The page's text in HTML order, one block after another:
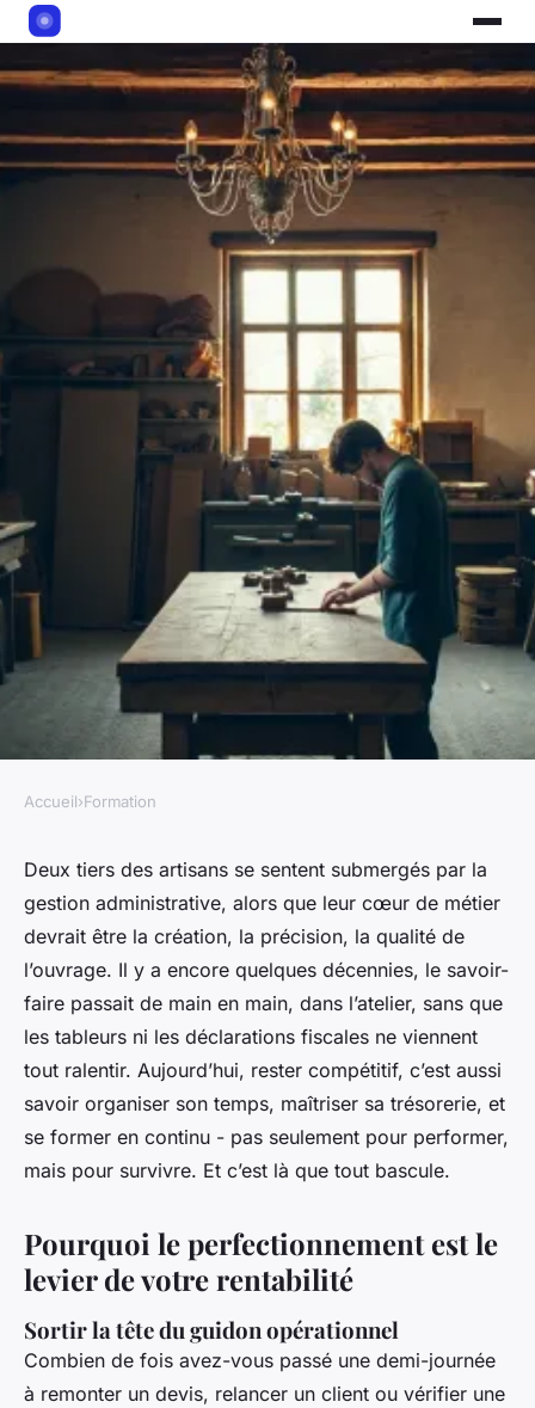
Maximisez votre efficacité
avec cette formation artisan
Tobie•09/03/2026 19:57• 8 min de lecture
Accueil›Formation
Deux tiers des artisans se sentent submergés par la
gestion administrative, alors que leur cœur de métier
devrait être la création, la précision, la qualité de
l’ouvrage. Il y a encore quelques décennies, le savoir-
faire passait de main en main, dans l’atelier, sans que
les tableurs ni les déclarations fiscales ne viennent
tout ralentir. Aujourd’hui, rester compétitif, c’est aussi
savoir organiser son temps, maîtriser sa trésorerie, et
se former en continu - pas seulement pour performer,
mais pour survivre. Et c’est là que tout bascule.
Pourquoi le perfectionnement est le
levier de votre rentabilité
Sortir la tête du guidon opérationnel
Combien de fois avez-vous passé une demi-journée
à remonter un devis, relancer un client ou vérifier une